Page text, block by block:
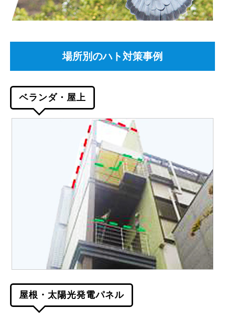
場所別のハト対策事例
ベランダ・屋上
屋根・太陽光発電パネル